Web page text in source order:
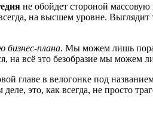
не обойдет стороной
на высшем уровне.
бизнес-плана. Мы можем лишь
на всё это безобразие мы можем
главе в велогонке под
это, как всегда, не просто